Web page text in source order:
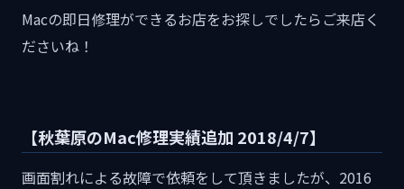
Macの即日修理ができるお店をお探しでしたらご来店く
ださいね！
【秋葉原のMac修理実績追加 2018/4/7】
画面割れによる故障で依頼をして頂きましたが、2016